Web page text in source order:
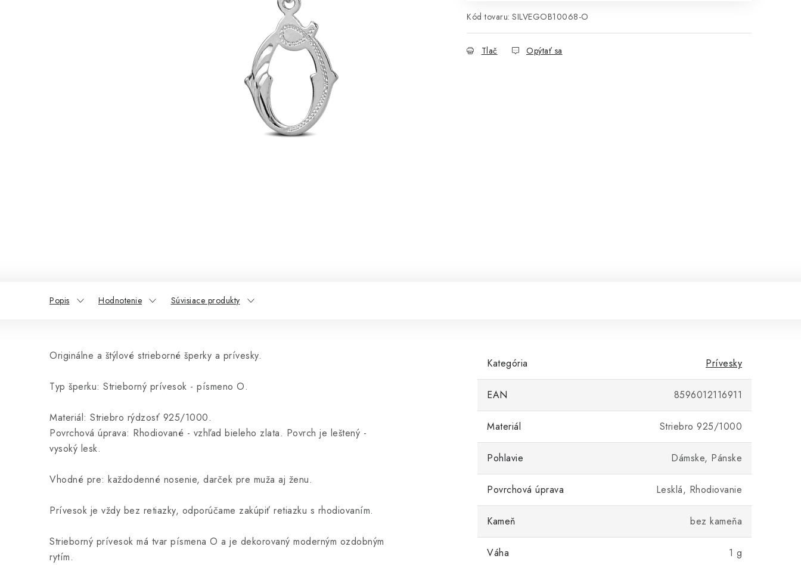
Kód tovaru: SILVEGOB10068-O
Tlač Opýtať sa
Popis Hodnotenie Súvisiace produkty
Originálne a štýlové strieborné šperky a prívesky.
Typ šperku: Strieborný prívesok - písmeno O.
Materiál: Striebro rýdzosť 925/1000.
Povrchová úprava: Rhodiované - vzhľad bieleho zlata. Povrch je leštený -
vysoký lesk.
Vhodné pre: každodenné nosenie, darček pre muža aj ženu.
Prívesok je vždy bez retiazky, odporúčame zakúpiť retiazku s rhodiovaním.
Strieborný prívesok má tvar písmena O a je dekorovaný moderným ozdobným
rytím.
Kategória Prívesky
EAN 8596012116911
Materiál Striebro 925/1000
Pohlavie Dámske, Pánske
Povrchová úprava Lesklá, Rhodiovanie
Kameň bez kameňa
Váha 1 g